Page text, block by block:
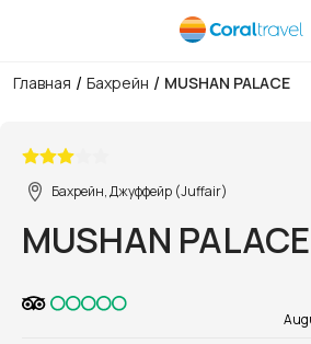
Главная / Бахрейн / MUSHAN PALACE
Бахрейн, Джуффейр (Juffair)
MUSHAN PALACE